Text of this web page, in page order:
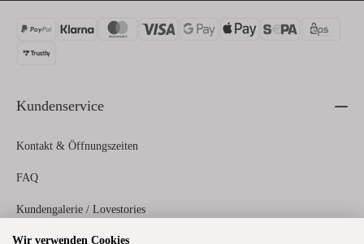
Kundenservice
Kontakt & Öffnungszeiten
FAQ
Kundengalerie / Lovestories
Zahlungs- und Versandinformationen
Wir verwenden Cookies